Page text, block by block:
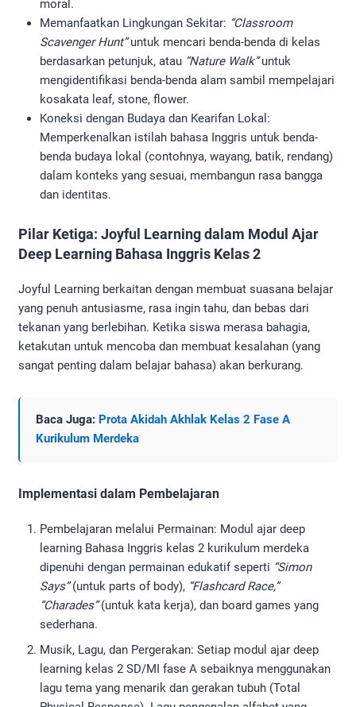
moral.
Memanfaatkan Lingkungan Sekitar: “Classroom
Scavenger Hunt”untuk mencari benda-benda di kelas
berdasarkan petunjuk, atau “Nature Walk”untuk
mengidentifikasi benda-benda alam sambil mempelajari
kosakata leaf, stone, flower.
Koneksi dengan Budaya dan Kearifan Lokal:
Memperkenalkan istilah bahasa Inggris untuk benda-
benda budaya lokal (contohnya, wayang, batik, rendang)
dalam konteks yang sesuai, membangun rasa bangga
dan identitas.
Pilar Ketiga: Joyful Learning dalam Modul Ajar
Deep Learning Bahasa Inggris Kelas 2
Joyful Learning berkaitan dengan membuat suasana belajar
yang penuh antusiasme, rasa ingin tahu, dan bebas dari
tekanan yang berlebihan. Ketika siswa merasa bahagia,
ketakutan untuk mencoba dan membuat kesalahan (yang
sangat penting dalam belajar bahasa) akan berkurang.
Baca Juga: Prota Akidah Akhlak Kelas 2 Fase A
Kurikulum Merdeka
Implementasi dalam Pembelajaran
Pembelajaran melalui Permainan: Modul ajar deep
learning Bahasa Inggris kelas 2 kurikulum merdeka
dipenuhi dengan permainan edukatif seperti “Simon
Says”(untuk parts of body), “Flashcard Race,”
“Charades”(untuk kata kerja), dan board games yang
sederhana.
Musik, Lagu, dan Pergerakan: Setiap modul ajar deep
learning kelas 2 SD/MI fase A sebaiknya menggunakan
lagu tema yang menarik dan gerakan tubuh (Total